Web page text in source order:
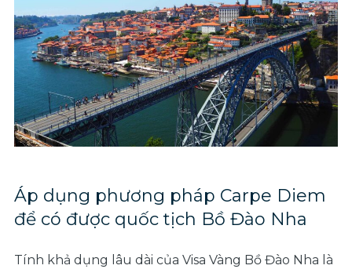
Áp dụng phương pháp Carpe Diem
để có được quốc tịch Bồ Đào Nha
Tính khả dụng lâu dài của Visa Vàng Bồ Đào Nha là